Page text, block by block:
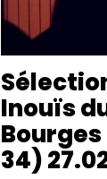
Inouïs
34)